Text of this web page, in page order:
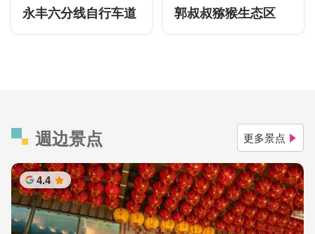
永丰六分线自行车道 郭叔叔猕猴生态区
週边景点 更多景点
4.4 星